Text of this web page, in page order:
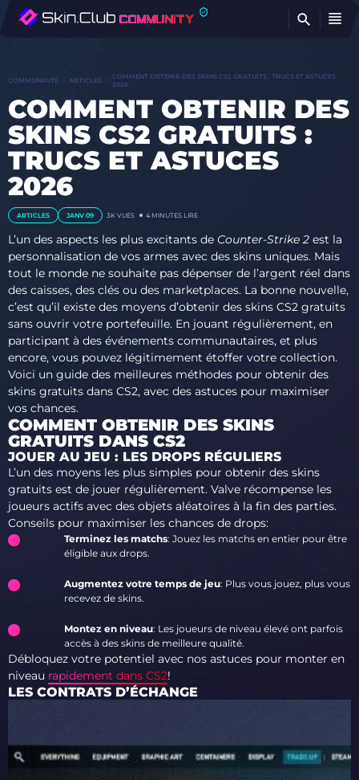
COMMUNAUTÉ ARTICLES
COMMENT OBTENIR DES SKINS CS2 GRATUITS : TRUCS ET ASTUCES
2026
COMMENT OBTENIR DES
SKINS CS2 GRATUITS :
TRUCS ET ASTUCES
2026
ARTICLES JANV 09 3K VUES 4 MINUTES LIRE
L’un des aspects les plus excitants de Counter-Strike 2 est la
personnalisation de vos armes avec des skins uniques. Mais
tout le monde ne souhaite pas dépenser de l’argent réel dans
des caisses, des clés ou des marketplaces. La bonne nouvelle,
c’est qu’il existe des moyens d’obtenir des skins CS2 gratuits
sans ouvrir votre portefeuille. En jouant régulièrement, en
participant à des événements communautaires, et plus
encore, vous pouvez légitimement étoffer votre collection.
Voici un guide des meilleures méthodes pour obtenir des
skins gratuits dans CS2, avec des astuces pour maximiser
vos chances.
COMMENT OBTENIR DES SKINS
GRATUITS DANS CS2
JOUER AU JEU : LES DROPS RÉGULIERS
L’un des moyens les plus simples pour obtenir des skins
gratuits est de jouer régulièrement. Valve récompense les
joueurs actifs avec des objets aléatoires à la fin des parties.
Conseils pour maximiser les chances de drops:
Terminez les matchs: Jouez les matchs en entier pour être
éligible aux drops.
Augmentez votre temps de jeu: Plus vous jouez, plus vous
recevez de skins.
Montez en niveau: Les joueurs de niveau élevé ont parfois
accès à des skins de meilleure qualité.
Débloquez votre potentiel avec nos astuces pour monter en
niveau rapidement dans CS2!
LES CONTRATS D’ÉCHANGE